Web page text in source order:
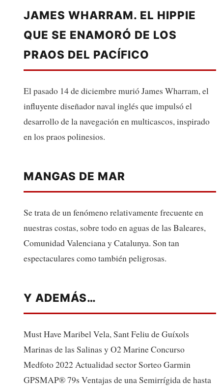
JAMES WHARRAM. EL HIPPIE
QUE SE ENAMORÓ DE LOS
PRAOS DEL PACÍFICO
El pasado 14 de diciembre murió James Wharram, el
influyente diseñador naval inglés que impulsó el
desarrollo de la navegación en multicascos, inspirado
en los praos polinesios.
MANGAS DE MAR
Se trata de un fenómeno relativamente frecuente en
nuestras costas, sobre todo en aguas de las Baleares,
Comunidad Valenciana y Catalunya. Son tan
espectaculares como también peligrosas.
Y ADEMÁS…
Must Have Maribel Vela, Sant Feliu de Guíxols
Marinas de las Salinas y O2 Marine Concurso
Medfoto 2022 Actualidad sector Sorteo Garmin
GPSMAP® 79s Ventajas de una Semirrígida de hasta